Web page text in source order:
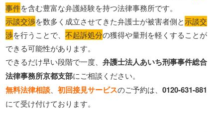
事件を含む豊富な弁護経験を持つ法律事務所です。
示談交渉を数多く成立させてきた弁護士が被害者側と示談交
渉を行うことで、不起訴処分の獲得や量刑を軽くすることが
できる可能性があります。
できるだけ早い段階で一度、弁護士法人あいち刑事事件総合
法律事務所京都支部にご相談ください。
無料法律相談 、初回接見サービスのご予約は、0120-631-881
にて受け付けております。